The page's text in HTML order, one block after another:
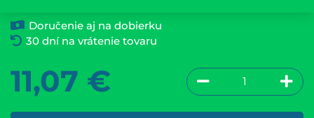
Doručenie aj na dobierku
30 dní na vrátenie tovaru
11,07 €